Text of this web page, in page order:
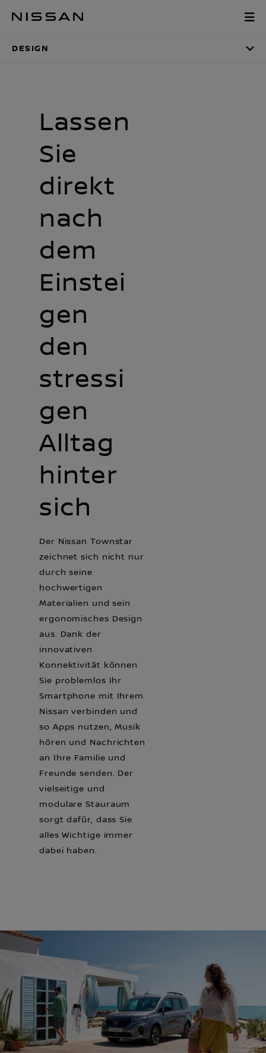
Hauptinhalt
Design
DESIGN
Lassen
Sie
direkt
nach
dem
Einstei
gen
den
stressi
gen
Alltag
hinter
sich
Der Nissan Townstar
zeichnet sich nicht nur
durch seine
hochwertigen
Materialien und sein
ergonomisches Design
aus. Dank der
innovativen
Konnektivität können
Sie problemlos Ihr
Smartphone mit Ihrem
Nissan verbinden und
so Apps nutzen, Musik
hören und Nachrichten
an Ihre Familie und
Freunde senden. Der
vielseitige und
modulare Stauraum
sorgt dafür, dass Sie
alles Wichtige immer
dabei haben.